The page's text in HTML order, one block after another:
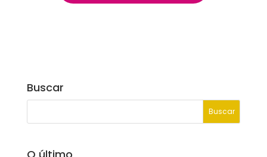
Buscar